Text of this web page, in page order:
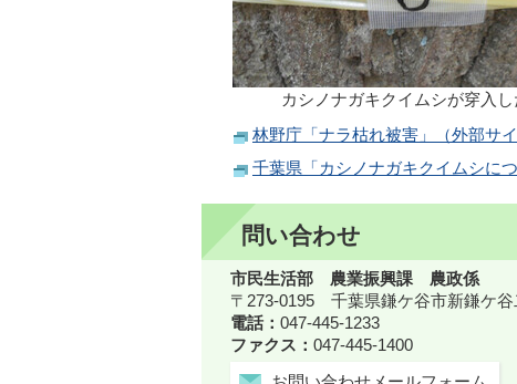
カシノナガキクイムシが穿入し
林野庁「ナラ枯れ被害」（外部サイ
千葉県「カシノナガキクイムシに
問い合わせ
市民生活部 農業振興課 農政係
〒273-0195 千葉県鎌ケ谷市新鎌ケ
電話： 047-445-1233
ファクス： 047-445-1400